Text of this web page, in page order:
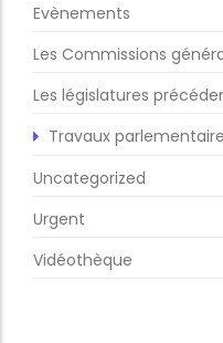
Evènements
Les Commissions
Les législatures
Travaux
Uncategorized
Urgent
Vidéothèque